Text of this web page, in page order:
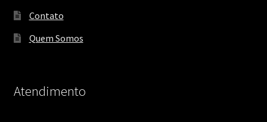
Contato
Quem Somos
Atendimento